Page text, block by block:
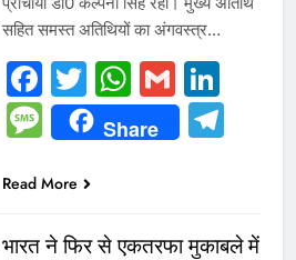
सहित समस्त अतिथियों का अंगवस्त्र…
Facebook
TwitterGmail
Message
Share
Read More
भारत ने फिर से एकतरफा मुकाबले में